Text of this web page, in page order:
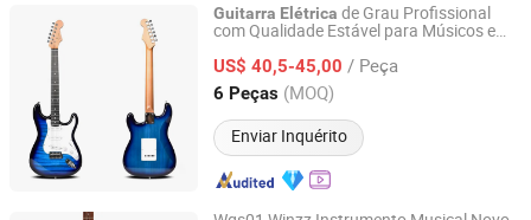
Guitarra Elétrica de Grau Profissional
com Qualidade Estável para Músicos e
US$ 40,5-45,00 / Peça
6 Peças (MOQ)
Enviar Inquérito
Guangzhou Huayi Musical Instruments Co., Ltd.
Guangdong, China Desde 2024